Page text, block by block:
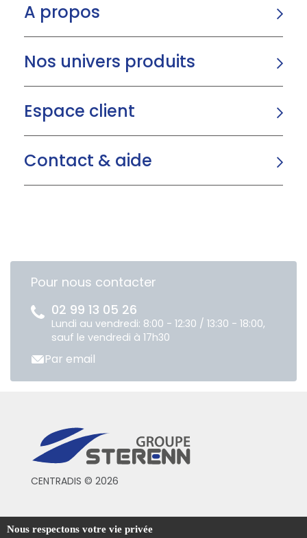
A propos
Nos univers produits
Espace client
Contact & aide
Pour nous contacter
02 99 13 05 26
Lundi au vendredi: 8:00 - 12:30 / 13:30 - 18:00,
sauf le vendredi à 17h30
Par email
CENTRADIS © 2026
Conditions générales de vente
Nous respectons votre vie privée